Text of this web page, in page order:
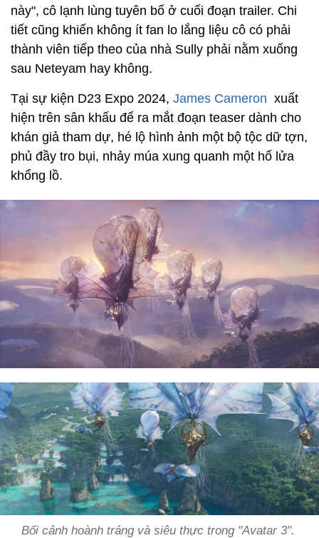
này", cô lạnh lùng tuyên bố ở cuối đoạn trailer. Chi
tiết cũng khiến không ít fan lo lắng liệu cô có phải
thành viên tiếp theo của nhà Sully phải nằm xuống
sau Neteyam hay không.
Tại sự kiện D23 Expo 2024, James Cameron xuất
hiện trên sân khấu để ra mắt đoạn teaser dành cho
khán giả tham dự, hé lộ hình ảnh một bộ tộc dữ tợn,
phủ đầy tro bụi, nhảy múa xung quanh một hố lửa
khổng lồ.
Bối cảnh hoành tráng và siêu thực trong "Avatar 3".